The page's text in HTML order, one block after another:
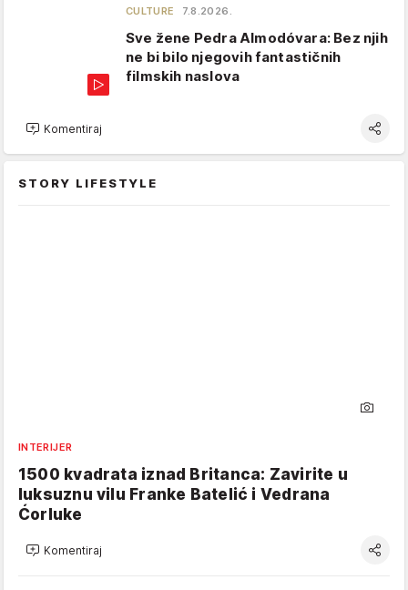
CULTURE 7.8.2026.
Sve žene Pedra Almodóvara: Bez njih
ne bi bilo njegovih fantastičnih
filmskih naslova
Komentiraj
STORY LIFESTYLE
INTERIJER
1500 kvadrata iznad Britanca: Zavirite u
luksuznu vilu Franke Batelić i Vedrana
Ćorluke
Komentiraj